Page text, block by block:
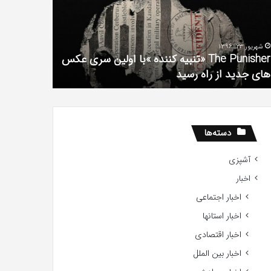
عکس
های
جدید
شهریور 23, 1396
The Punisher «تنبیه کننده »با اولین سری عکس
های جدید از راه رسید
دسته‌ها
آشپزی
اخبار
اخبار اجتماعی
اخبار استانها
اخبار اقتصادی
اخبار بین الملل